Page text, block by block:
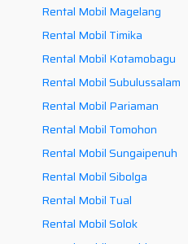
Rental Mobil Magelang
Rental Mobil Timika
Rental Mobil Kotamobagu
Rental Mobil Subulussalam
Rental Mobil Pariaman
Rental Mobil Tomohon
Rental Mobil Sungaipenuh
Rental Mobil Sibolga
Rental Mobil Tual
Rental Mobil Solok